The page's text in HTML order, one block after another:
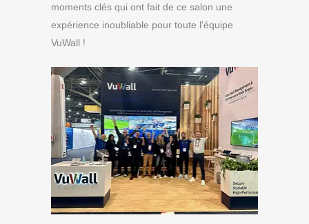
moments clés qui ont fait de ce salon une
expérience inoubliable pour toute l'équipe
VuWall !